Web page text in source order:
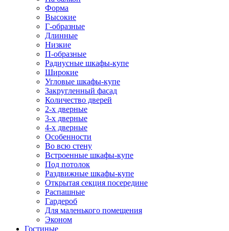
Форма
Высокие
Г-образные
Длинные
Низкие
П-образные
Радиусные шкафы-купе
Широкие
Угловые шкафы-купе
Закругленный фасад
Количество дверей
2-х дверные
3-х дверные
4-х дверные
Особенности
Во всю стену
Встроенные шкафы-купе
Под потолок
Раздвижные шкафы-купе
Открытая секция посередине
Распашные
Гардероб
Для маленького помещения
Эконом
Гостиные